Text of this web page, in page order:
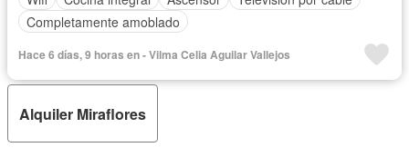
Completamente amoblado
Hace 6 días, 9 horas en - Vilma Celia Aguilar Vallejos
Alquiler Miraflores